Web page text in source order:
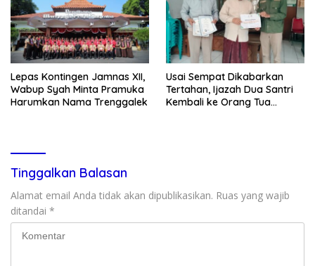
Lepas Kontingen Jamnas XII,
Wabup Syah Minta Pramuka
Harumkan Nama Trenggalek
Usai Sempat Dikabarkan
Tertahan, Ijazah Dua Santri
Kembali ke Orang Tua
Tinggalkan Balasan
Alamat email Anda tidak akan dipublikasikan. Ruas yang wajib
ditandai *